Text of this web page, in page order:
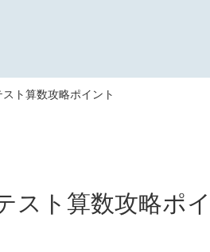
ト算数攻略ポイント
スト算数攻略ポ